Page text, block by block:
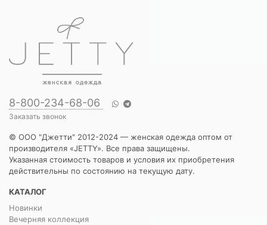
8-800-234-68-06
Заказать звонок
© ООО "Джетти" 2012-2024 — женская одежда оптом от
производителя «JETTY». Все права защищены.
Указанная стоимость товаров и условия их приобретения
действительны по состоянию на текущую дату.
КАТАЛОГ
Новинки
Вечерняя коллекция